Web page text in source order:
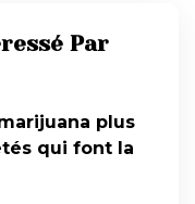
Par
plus
qui font la